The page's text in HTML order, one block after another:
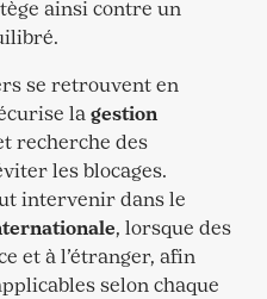
ainsi contre un
se retrouvent en
la gestion
recherche des
les blocages.
intervenir dans le
, lorsque des
et à l’étranger, afin
selon chaque